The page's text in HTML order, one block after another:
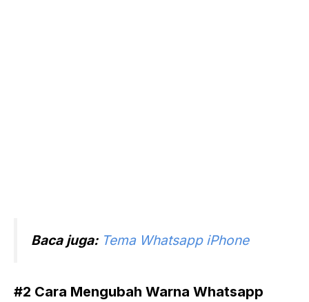
Baca juga: Tema Whatsapp iPhone
#2 Cara Mengubah Warna Whatsapp